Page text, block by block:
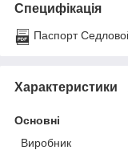
Специфікація
Паспорт
Характеристики
Основні
Виробник